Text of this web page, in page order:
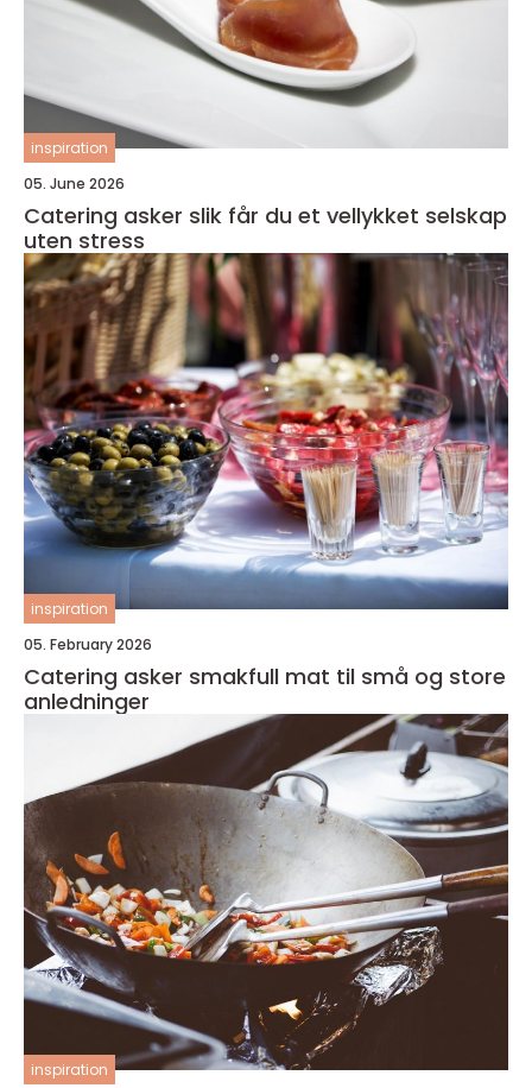
inspiration
05. June 2026
Catering asker slik får du et vellykket selskap
uten stress
inspiration
05. February 2026
Catering asker smakfull mat til små og store
anledninger
inspiration